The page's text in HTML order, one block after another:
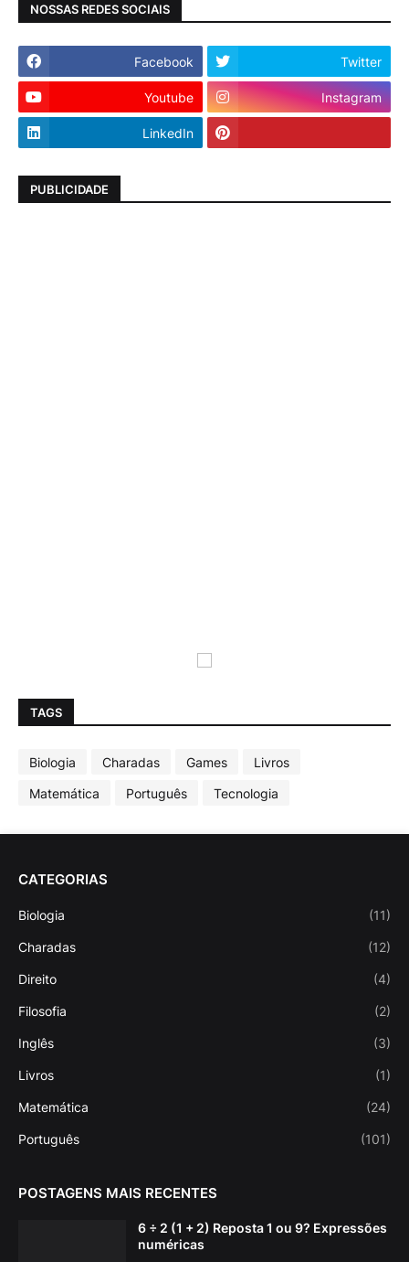
NOSSAS REDES SOCIAIS
Facebook Twitter
Youtube Instagram
LinkedIn
PUBLICIDADE
TAGS
Biologia Charadas Games
Livros
Matemática
Português Tecnologia
CATEGORIAS
Biologia (11)
Charadas (12)
Direito (4)
Filosofia (2)
Inglês (3)
Livros (1)
Matemática (24)
Português (101)
POSTAGENS MAIS RECENTES
6 ÷ 2 (1 + 2) Reposta 1 ou 9? Expressões
numéricas